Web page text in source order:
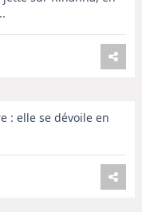
: elle se dévoile en